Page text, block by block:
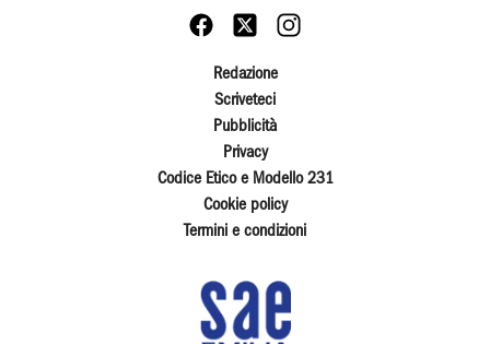
Redazione
Scriveteci
Pubblicità
Privacy
Codice Etico e Modello 231
Cookie policy
Termini e condizioni